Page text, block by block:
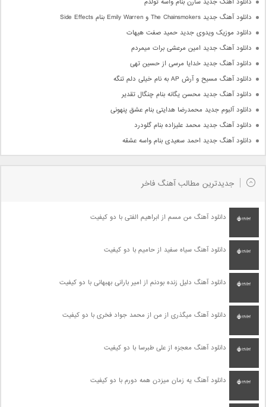
دانلود آهنگ جدید The Chainsmokers و Emily Warren بنام Side Effects
دانلود موزیک ویدوی جدید حمید صفت هیهات
دانلود آهنگ جدید امین مرعشی برات میمردم
دانلود آهنگ جدید خدایا مرسی از حسین تهی
دانلود آهنگ مسیح و آرش AP به نام خیلی دلم تنگه
دانلود آهنگ جدید محسن یگانه بنام چنگال تقدیر
دانلود آلبوم جدید محمدرضا هدایتی بنام عشق پنهونی
دانلود آهنگ جدید محمد علیزاده بنام گلودرد
دانلود آهنگ جدید احمد سعیدی بنام واسه عشقه
جدیدترین مطالب آهنگ فاخر
دانلود آهنگ من مسم از ابراهیم الفتی با دو کیفیت
دانلود آهنگ سیاه سفید از حامیم با دو کیفیت
دانلود آهنگ دلیل زنده بودنم از امیر بارانی بهبهانی با دو کیفیت
دانلود آهنگ میگذری از من از محمد جواد فخری با دو کیفیت
دانلود آهنگ معجزه از علی طبرسا با دو کیفیت
دانلود آهنگ یه زمان میزدن همه دورم با دو کیفیت